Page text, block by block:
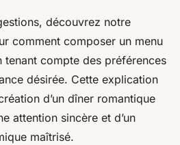
découvrez notre
comment composer un menu
tenant compte des préférences
désirée. Cette explication
d’un dîner romantique
attention sincère et d’un
maîtrisé.